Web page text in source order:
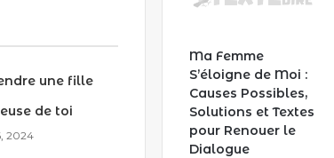
une fille
de toi
2024
Ma Femme
S’éloigne de Moi :
Causes Possibles,
Solutions et Textes
pour Renouer le
Dialogue